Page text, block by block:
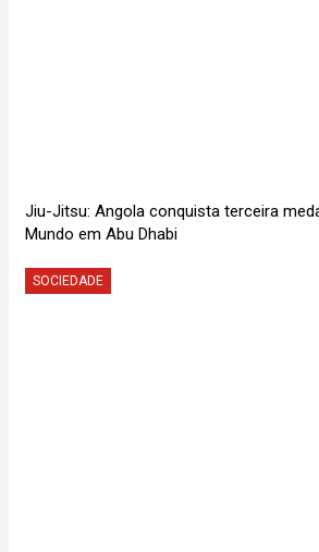
Jiu-Jitsu: Angola conquista terceira
Mundo em Abu Dhabi
SOCIEDADE